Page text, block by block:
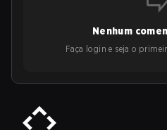
Nenhum
Faça login e seja o